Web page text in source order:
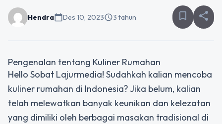
Hendracalendar_todayDes 10, 2023schedule3 tahun bookmark_border share
Pengenalan tentang Kuliner Rumahan
Hello Sobat Lajurmedia! Sudahkah kalian mencoba
kuliner rumahan di Indonesia? Jika belum, kalian
telah melewatkan banyak keunikan dan kelezatan
yang dimiliki oleh berbagai masakan tradisional di